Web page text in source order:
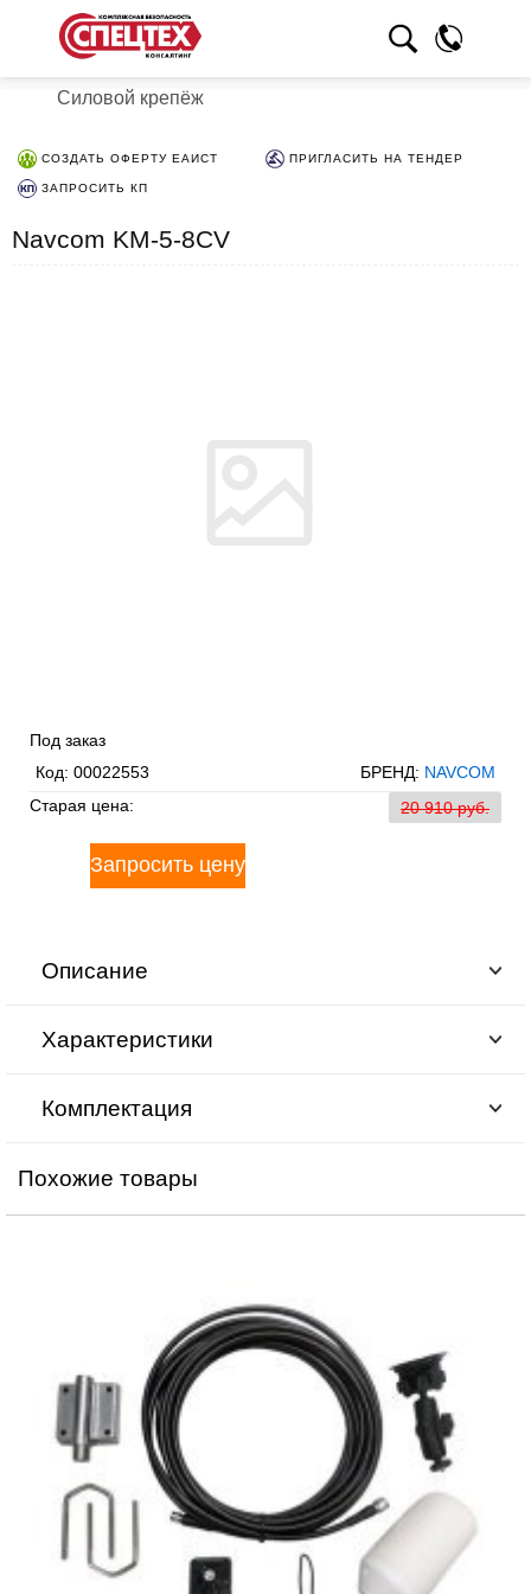
Силовой крепёж
СОЗДАТЬ ОФЕРТУ ЕАИСТ ПРИГЛАСИТЬ НА ТЕНДЕР
ЗАПРОСИТЬ КП
Navcom KM-5-8CV
Под заказ
Код: 00022553 БРЕНД: NAVCOM
Старая цена:
20 910 pуб.
Описание
Характеристики
Комплектация
Похожие товары